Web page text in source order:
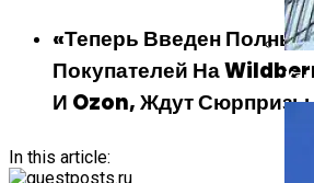
«Теперь Введен Полный
Покупателей На
И Ozon, Ждут
In this article: